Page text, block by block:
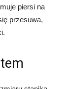
piersi na
przesuwa,